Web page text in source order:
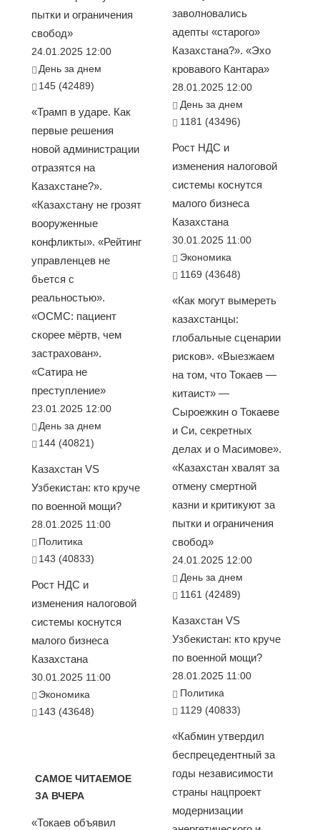
пытки и ограничения
свобод»
24.01.2025 12:00
День за днем
145 (42489)
«Трамп в ударе. Как
первые решения
новой администрации
отразятся на
Казахстане?».
«Казахстану не грозят
вооруженные
конфликты». «Рейтинг
управленцев не
бьется с
реальностью».
«ОСМС: пациент
скорее мёртв, чем
застрахован».
«Сатира не
преступление»
23.01.2025 12:00
День за днем
144 (40821)
Казахстан VS
Узбекистан: кто круче
по военной мощи?
28.01.2025 11:00
Политика
143 (40833)
Рост НДС и
изменения налоговой
системы коснутся
малого бизнеса
Казахстана
30.01.2025 11:00
Экономика
143 (43648)
САМОЕ ЧИТАЕМОЕ
ЗА ВЧЕРА
«Токаев объявил
заволновались
адепты «старого»
Казахстана?». «Эхо
кровавого Кантара»
28.01.2025 12:00
День за днем
1181 (43496)
Рост НДС и
изменения налоговой
системы коснутся
малого бизнеса
Казахстана
30.01.2025 11:00
Экономика
1169 (43648)
«Как могут вымереть
казахстанцы:
глобальные сценарии
рисков». «Выезжаем
на том, что Токаев —
китаист» —
Сыроежкин о Токаеве
и Си, секретных
делах и о Масимове».
«Казахстан хвалят за
отмену смертной
казни и критикуют за
пытки и ограничения
свобод»
24.01.2025 12:00
День за днем
1161 (42489)
Казахстан VS
Узбекистан: кто круче
по военной мощи?
28.01.2025 11:00
Политика
1129 (40833)
«Кабмин утвердил
беспрецедентный за
годы независимости
страны нацпроект
модернизации